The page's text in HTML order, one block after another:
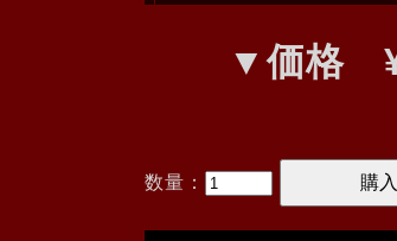
▼価格
数量：